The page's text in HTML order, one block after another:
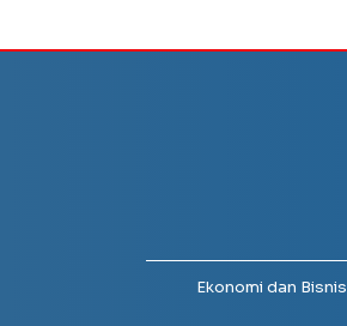
Ekonomi dan Bisnis